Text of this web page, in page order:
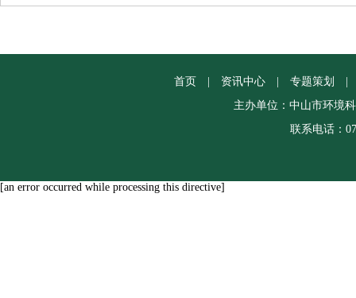
首页 资讯中心 专题策划
主办单位：中山市环境
联系电话：
[an error occurred while processing this directive]